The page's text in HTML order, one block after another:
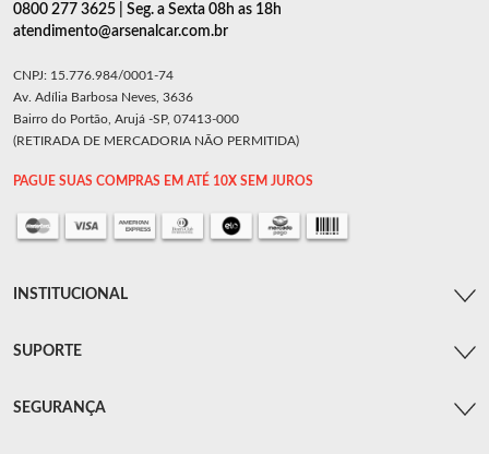
0800 277 3625 | Seg. a Sexta 08h as 18h
atendimento@arsenalcar.com.br
CNPJ: 15.776.984/0001-74
Av. Adília Barbosa Neves, 3636
Bairro do Portão, Arujá -SP, 07413-000
(RETIRADA DE MERCADORIA NÃO PERMITIDA)
PAGUE SUAS COMPRAS EM ATÉ 10X SEM JUROS
INSTITUCIONAL
SUPORTE
SEGURANÇA